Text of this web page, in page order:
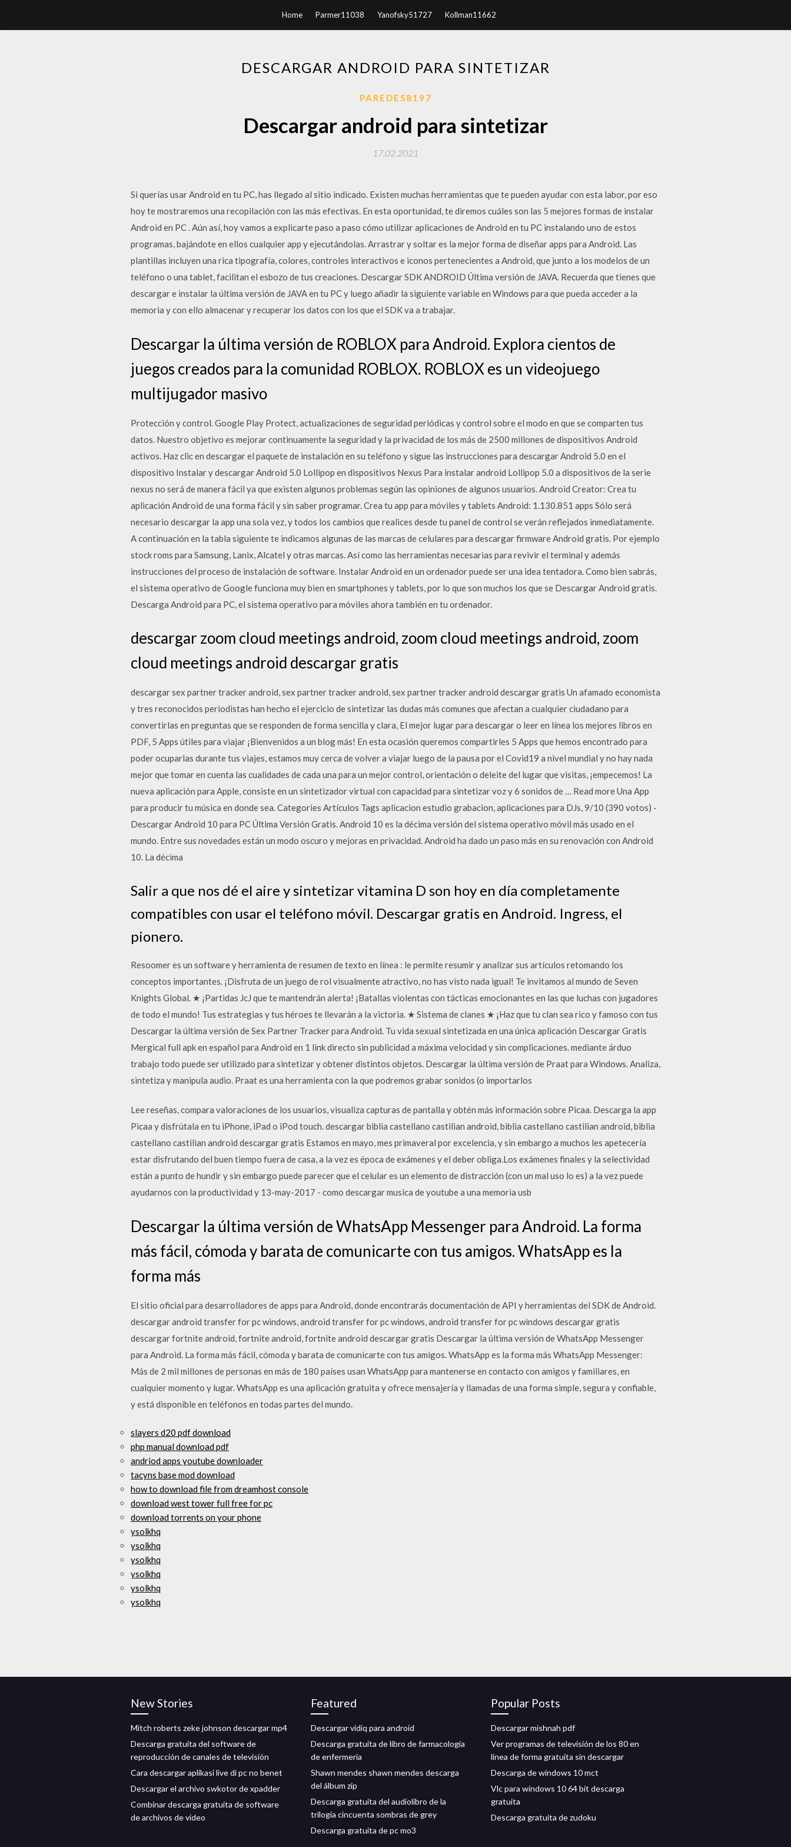
Home Parmer11038 Yanofsky51727 Kollman11662
DESCARGAR ANDROID PARA SINTETIZAR
PAREDES8197
Descargar android para sintetizar
17.02.2021
Si querías usar Android en tu PC, has llegado al sitio indicado. Existen muchas herramientas que te pueden ayudar con esta labor, por eso
hoy te mostraremos una recopilación con las más efectivas. En esta oportunidad, te diremos cuáles son las 5 mejores formas de instalar
Android en PC . Aún así, hoy vamos a explicarte paso a paso cómo utilizar aplicaciones de Android en tu PC instalando uno de estos
programas, bajándote en ellos cualquier app y ejecutándolas. Arrastrar y soltar es la mejor forma de diseñar apps para Android. Las
plantillas incluyen una rica tipografía, colores, controles interactivos e iconos pertenecientes a Android, que junto a los modelos de un
teléfono o una tablet, facilitan el esbozo de tus creaciones. Descargar SDK ANDROID Última versión de JAVA. Recuerda que tienes que
descargar e instalar la última versión de JAVA en tu PC y luego añadir la siguiente variable en Windows para que pueda acceder a la
memoria y con ello almacenar y recuperar los datos con los que el SDK va a trabajar.
Descargar la última versión de ROBLOX para Android. Explora cientos de
juegos creados para la comunidad ROBLOX. ROBLOX es un videojuego
multijugador masivo
Protección y control. Google Play Protect, actualizaciones de seguridad periódicas y control sobre el modo en que se comparten tus
datos. Nuestro objetivo es mejorar continuamente la seguridad y la privacidad de los más de 2500 millones de dispositivos Android
activos. Haz clic en descargar el paquete de instalación en su teléfono y sigue las instrucciones para descargar Android 5.0 en el
dispositivo Instalar y descargar Android 5.0 Lollipop en dispositivos Nexus Para instalar android Lollipop 5.0 a dispositivos de la serie
nexus no será de manera fácil ya que existen algunos problemas según las opiniones de algunos usuarios. Android Creator: Crea tu
aplicación Android de una forma fácil y sin saber programar. Crea tu app para móviles y tablets Android: 1.130.851 apps Sólo será
necesario descargar la app una sola vez, y todos los cambios que realices desde tu panel de control se verán reflejados inmediatamente.
A continuación en la tabla siguiente te indicamos algunas de las marcas de celulares para descargar firmware Android gratis. Por ejemplo
stock roms para Samsung, Lanix, Alcatel y otras marcas. Así como las herramientas necesarias para revivir el terminal y además
instrucciones del proceso de instalación de software. Instalar Android en un ordenador puede ser una idea tentadora. Como bien sabrás,
el sistema operativo de Google funciona muy bien en smartphones y tablets, por lo que son muchos los que se Descargar Android gratis.
Descarga Android para PC, el sistema operativo para móviles ahora también en tu ordenador.
descargar zoom cloud meetings android, zoom cloud meetings android, zoom
cloud meetings android descargar gratis
descargar sex partner tracker android, sex partner tracker android, sex partner tracker android descargar gratis Un afamado economista
y tres reconocidos periodistas han hecho el ejercicio de sintetizar las dudas más comunes que afectan a cualquier ciudadano para
convertirlas en preguntas que se responden de forma sencilla y clara, El mejor lugar para descargar o leer en línea los mejores libros en
PDF, 5 Apps útiles para viajar ¡Bienvenidos a un blog más! En esta ocasión queremos compartirles 5 Apps que hemos encontrado para
poder ocuparlas durante tus viajes, estamos muy cerca de volver a viajar luego de la pausa por el Covid19 a nivel mundial y no hay nada
mejor que tomar en cuenta las cualidades de cada una para un mejor control, orientación o deleite del lugar que visitas, ¡empecemos! La
nueva aplicación para Apple, consiste en un sintetizador virtual con capacidad para sintetizar voz y 6 sonidos de … Read more Una App
para producir tu música en donde sea. Categories Artículos Tags aplicacion estudio grabacion, aplicaciones para DJs, 9/10 (390 votos) -
Descargar Android 10 para PC Última Versión Gratis. Android 10 es la décima versión del sistema operativo móvil más usado en el
mundo. Entre sus novedades están un modo oscuro y mejoras en privacidad. Android ha dado un paso más en su renovación con Android
10. La décima
Salir a que nos dé el aire y sintetizar vitamina D son hoy en día completamente
compatibles con usar el teléfono móvil. Descargar gratis en Android. Ingress, el
pionero.
Resoomer es un software y herramienta de resumen de texto en línea : le permite resumir y analizar sus artículos retomando los
conceptos importantes. ¡Disfruta de un juego de rol visualmente atractivo, no has visto nada igual! Te invitamos al mundo de Seven
Knights Global. ★ ¡Partidas JcJ que te mantendrán alerta! ¡Batallas violentas con tácticas emocionantes en las que luchas con jugadores
de todo el mundo! Tus estrategias y tus héroes te llevarán a la victoria. ★ Sistema de clanes ★ ¡Haz que tu clan sea rico y famoso con tus
Descargar la última versión de Sex Partner Tracker para Android. Tu vida sexual sintetizada en una única aplicación Descargar Gratis
Mergical full apk en español para Android en 1 link directo sin publicidad a máxima velocidad y sin complicaciones. mediante árduo
trabajo todo puede ser utilizado para sintetizar y obtener distintos objetos. Descargar la última versión de Praat para Windows. Analiza,
sintetiza y manipula audio. Praat es una herramienta con la que podremos grabar sonidos (o importarlos
‎Lee reseñas, compara valoraciones de los usuarios, visualiza capturas de pantalla y obtén más información sobre Picaa. Descarga la app
Picaa y disfrútala en tu iPhone, iPad o iPod touch. descargar biblia castellano castilian android, biblia castellano castilian android, biblia
castellano castilian android descargar gratis Estamos en mayo, mes primaveral por excelencia, y sin embargo a muchos les apetecería
estar disfrutando del buen tiempo fuera de casa, a la vez es época de exámenes y el deber obliga.Los exámenes finales y la selectividad
están a punto de hundir y sin embargo puede parecer que el celular es un elemento de distracción (con un mal uso lo es) a la vez puede
ayudarnos con la productividad y 13-may-2017 - como descargar musica de youtube a una memoria usb
Descargar la última versión de WhatsApp Messenger para Android. La forma
más fácil, cómoda y barata de comunicarte con tus amigos. WhatsApp es la
forma más
El sitio oficial para desarrolladores de apps para Android, donde encontrarás documentación de API y herramientas del SDK de Android.
descargar android transfer for pc windows, android transfer for pc windows, android transfer for pc windows descargar gratis
descargar fortnite android, fortnite android, fortnite android descargar gratis Descargar la última versión de WhatsApp Messenger
para Android. La forma más fácil, cómoda y barata de comunicarte con tus amigos. WhatsApp es la forma más WhatsApp Messenger:
Más de 2 mil millones de personas en más de 180 países usan WhatsApp para mantenerse en contacto con amigos y familiares, en
cualquier momento y lugar. WhatsApp es una aplicación gratuita y ofrece mensajería y llamadas de una forma simple, segura y confiable,
y está disponible en teléfonos en todas partes del mundo.
slayers d20 pdf download
php manual download pdf
andriod apps youtube downloader
tacyns base mod download
how to download file from dreamhost console
download west tower full free for pc
download torrents on your phone
ysolkhq
ysolkhq
ysolkhq
ysolkhq
ysolkhq
ysolkhq
New Stories
Mitch roberts zeke johnson descargar mp4
Descarga gratuita del software de
reproducción de canales de televisión
Cara descargar aplikasi live di pc no benet
Descargar el archivo swkotor de xpadder
Combinar descarga gratuita de software
de archivos de video
Featured
Descargar vidiq para android
Descarga gratuita de libro de farmacología
de enfermería
Shawn mendes shawn mendes descarga
del álbum zip
Descarga gratuita del audiolibro de la
trilogía cincuenta sombras de grey
Descarga gratuita de pc mo3
Popular Posts
Descargar mishnah pdf
Ver programas de televisión de los 80 en
línea de forma gratuita sin descargar
Descarga de windows 10 mct
Vlc para windows 10 64 bit descarga
gratuita
Descarga gratuita de zudoku